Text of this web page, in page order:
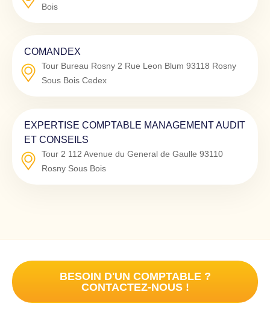
Bois
COMANDEX
Tour Bureau Rosny 2 Rue Leon Blum 93118 Rosny
Sous Bois Cedex
EXPERTISE COMPTABLE MANAGEMENT AUDIT
ET CONSEILS
Tour 2 112 Avenue du General de Gaulle 93110
Rosny Sous Bois
BESOIN D'UN COMPTABLE ?
CONTACTEZ-NOUS !